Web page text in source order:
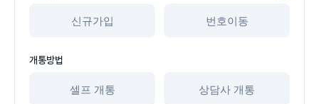
신규가입 번호이동
개통방법
셀프 개통 상담사 개통